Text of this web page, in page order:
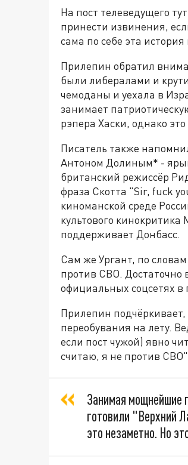
На пост телеведущего
принести извинения,
сама по себе эта
Прилепин обратил
были либералами и
чемоданы и уехала в
занимает
рэпера Хаски, однако
Писатель также
Антоном Долиным* -
британский режиссёр
фраза Скотта "Sir, fuck
киноманской среде
культового
поддерживает Донбасс.
Сам же Ургант, по
против СВО. Достаточно
официальных соцсетях
Прилепин подчёркивает,
переобувания на лету.
если пост чужой) явно
считаю, я не против
Занимая мощнейшие
готовили "Верхний
это незаметно. Но